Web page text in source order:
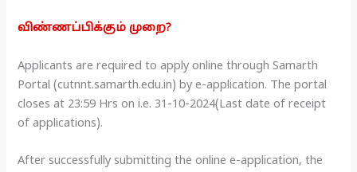
விண்ணப்பிக்கும் முறை?
Applicants are required to apply online through Samarth
Portal (cutnnt.samarth.edu.in) by e-application. The portal
closes at 23:59 Hrs on i.e. 31-10-2024(Last date of receipt
of applications).
After successfully submitting the online e-application, the